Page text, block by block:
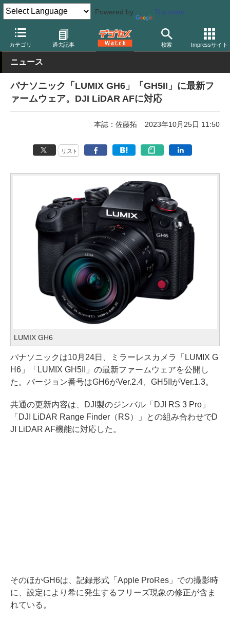
Powered by Translate
カテゴリ 過去記事 検索 Impressサイト
デジカメ Watch カメラ ミラーレスカメラ パナソニック
ニュース
パナソニック「LUMIX GH6」「GH5II」に最新フ
ァームウェア。DJI LiDAR AFに対応
本誌：佐藤拓 2023年10月25日 11:50
リスト
LUMIX GH6
パナソニックは10月24日、ミラーレスカメラ「LUMIX G
H6」「LUMIX GH5II」の最新ファームウェアを公開し
た。バージョン番号はGH6がVer.2.4、GH5IIがVer.1.3。
共通の更新内容は、DJI製のジンバル「DJI RS 3 Pro」
「DJI LiDAR Range Finder（RS）」との組み合わせでD
JI LiDAR AF機能に対応した。
そのほかGH6は、記録形式「Apple ProRes」での撮影時
に、設定により希に発生するフリーズ現象の修正が含ま
れている。